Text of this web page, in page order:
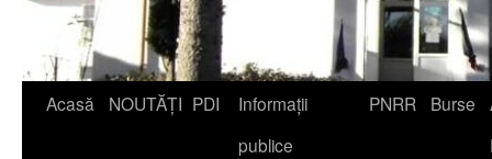
Acasă NOUTĂȚI PDI
Informații
publice
PNRR Burse